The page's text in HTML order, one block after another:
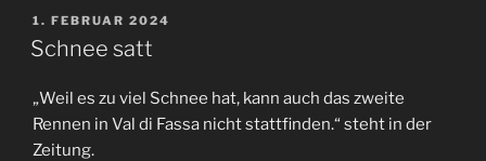
VERÖFFENTLICHT
AM
1. FEBRUAR 2024
Schnee satt
„Weil es zu viel Schnee hat, kann auch das zweite
Rennen in Val di Fassa nicht stattfinden.“ steht in der
Zeitung.